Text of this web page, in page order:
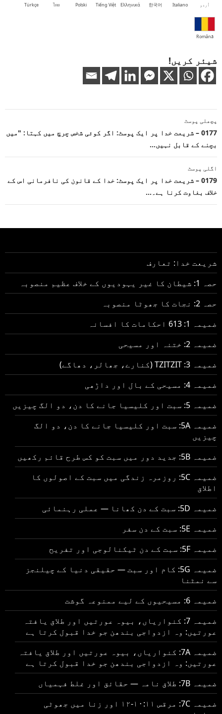
اُردو Italiano
한국어
Ελληνικά
Tiếng Việt
Polski
ไทย
Türkçe
Română
شیئر کریں!
پوسٹوں
کی
نیویگیشن
پچھلی پوسٹ
0177 – شریعت خدا پر ایک پوسٹ: اگر کوئی شخص چرچ میں کہتا: "میں
بچنے کے قابل نہیں…
اگلی پوسٹ
0179 – شریعت خدا پر ایک پوسٹ: خدا کے قانون کی نافرمانی اس کے
خلاف بغاوت کرنا ہے۔…
شریعت خدا: تعارف
حصہ 1: شیطان کا غیر یہودیوں کے خلاف عظیم منصوبہ
حصہ 2: نجات کا جھوٹا منصوبہ
ضمیمہ 1: 613 احکامات کا افسانہ
ضمیمہ 2: ختنہ اور مسیحی
ضمیمہ 3: TZITZIT (کنارے، جھالر، دھاگے)
ضمیمہ 4: مسیحی کے بال اور داڑھی
ضمیمہ 5: سبت اور کلیسیا جانے کا دن، دو الگ چیزیں
ضمیمہ 5A: سبت اور کلیسیا جانے کا دن، دو الگ
چیزیں
ضمیمہ 5B: جدید دور میں سبت کو کس طرح قائم رکھیں
ضمیمہ 5C: روزمرہ زندگی میں سبت کے اصولوں کا
اطلاق
ضمیمہ 5D: سبت کے دن کھانا — عملی رہنمائی
ضمیمہ 5E: سبت کے دن سفر
ضمیمہ 5F: سبت کے دن ٹیکنالوجی اور تفریح
ضمیمہ 5G: کام اور سبت — حقیقی دنیا کے چیلنجز
سے نمٹنا
ضمیمہ 6: مسیحیوں کے لیے ممنوعہ گوشت
ضمیمہ 7: کنواریاں، بیوہ عورتیں اور طلاق یافتہ
عورتیں: وہ ازدواجی بندھن جو خدا قبول کرتا ہے
ضمیمہ 7A: کنواریاں، بیوہ عورتیں اور طلاق یافتہ
عورتیں: وہ ازدواجی بندھن جو خدا قبول کرتا ہے
ضمیمہ 7B: طلاق نامہ — حقائق اور غلط فہمیاں
ضمیمہ 7C: مرقس ۱۰:۱۱-۱۲ اور زنا میں جھوٹی